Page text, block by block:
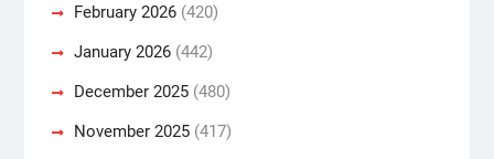
February 2026(420)
January 2026(442)
December 2025(480)
November 2025(417)